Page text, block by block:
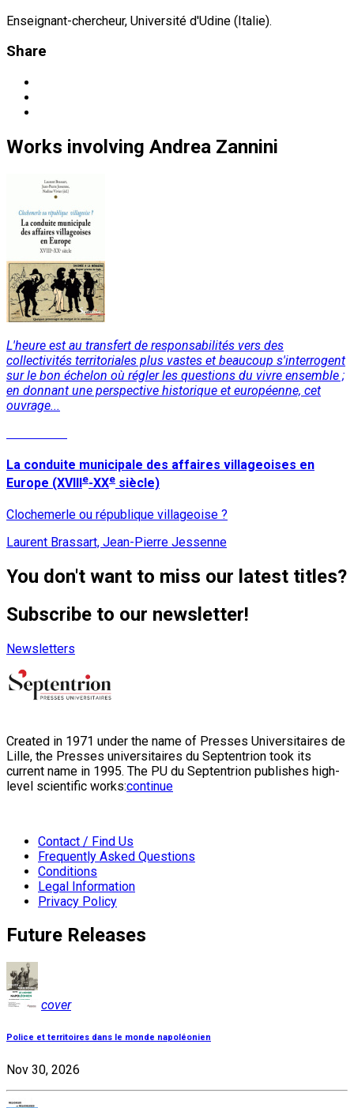
Enseignant-chercheur, Université d'Udine (Italie).
Share
Works involving Andrea Zannini
L'heure est au transfert de responsabilités vers des
collectivités territoriales plus vastes et beaucoup s'interrogent
sur le bon échelon où régler les questions du vivre ensemble ;
en donnant une perspective historique et européenne, cet
ouvrage...
La conduite municipale des affaires villageoises en
Europe (XVIIIe-XXe siècle)
Clochemerle ou république villageoise ?
Laurent Brassart, Jean-Pierre Jessenne
You don't want to miss our latest titles?
Subscribe to our newsletter!
Newsletters
Created in 1971 under the name of Presses Universitaires de
Lille, the Presses universitaires du Septentrion took its
current name in 1995. The PU du Septentrion publishes high-
level scientific works:continue
Contact / Find Us
Frequently Asked Questions
Conditions
Legal Information
Privacy Policy
Future Releases
cover
Police et territoires dans le monde napoléonien
Nov 30, 2026